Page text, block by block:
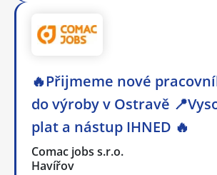
🔥Přijmeme nové
do výroby v Ostravě
plat a nástup IHNED 🔥
Comac jobs s.r.o.
Havířov